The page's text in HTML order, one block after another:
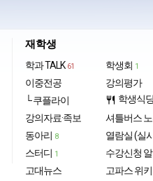
재학생
학과 TALK 61
이중전공
└ 쿠플라이
강의자료·족보
동아리 8
스터디 1
고대뉴스
학생회 1
강의평가
restaurant 학생식
셔틀버스
열람실 (실
수강신청
고파스 위키